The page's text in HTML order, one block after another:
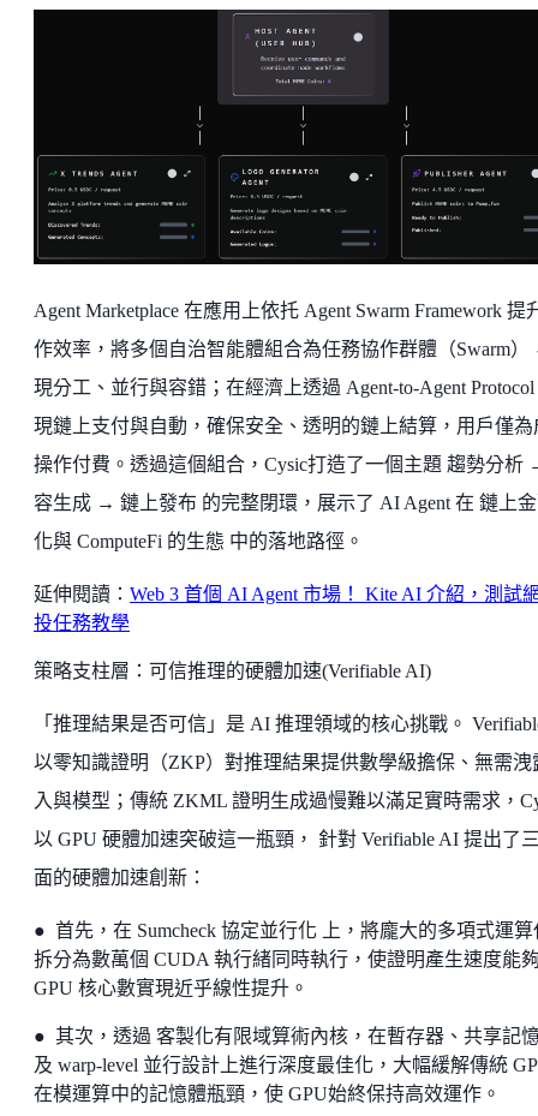
Agent Marketplace 在應用上依托 Agent Swarm Framework 提
作效率，將多個自治智能體組合為任務協作群體（Swarm）
現分工、並行與容錯；在經濟上透過 Agent-to-Agent
現鏈上支付與自動，確保安全、透明的鏈上結算，用戶僅為
操作付費。透過這個組合，Cysic打造了一個主題 趨勢分析
容生成 → 鏈上發布 的完整閉環，展示了 AI Agent 在 鏈上
化與 ComputeFi 的生態 中的落地路徑。
延伸閱讀： Web 3 首個 AI Agent 市場！ Kite AI 介紹，測試
投任務教學
策略支柱層：可信推理的硬體加速(Verifiable AI)
「推理結果是否可信」是 AI 推理領域的核心挑戰。
以零知識證明（ZKP）對推理結果提供數學級擔保、無需洩
入與模型；傳統 ZKML 證明生成過慢難以滿足實時需求，
以 GPU 硬體加速突破這一瓶頸， 針對 Verifiable AI 提出了
面的硬體加速創新：
● 首先，在 Sumcheck 協定並行化 上，將龐大的多項式運算
拆分為數萬個 CUDA 執行緒同時執行，使證明產生速度能
GPU 核心數實現近乎線性提升。
● 其次，透過 客製化有限域算術內核，在暫存器、共享記
及 warp-level 並行設計上進行深度最佳化，大幅緩解傳統
在模運算中的記憶體瓶頸，使 GPU始終保持高效運作。